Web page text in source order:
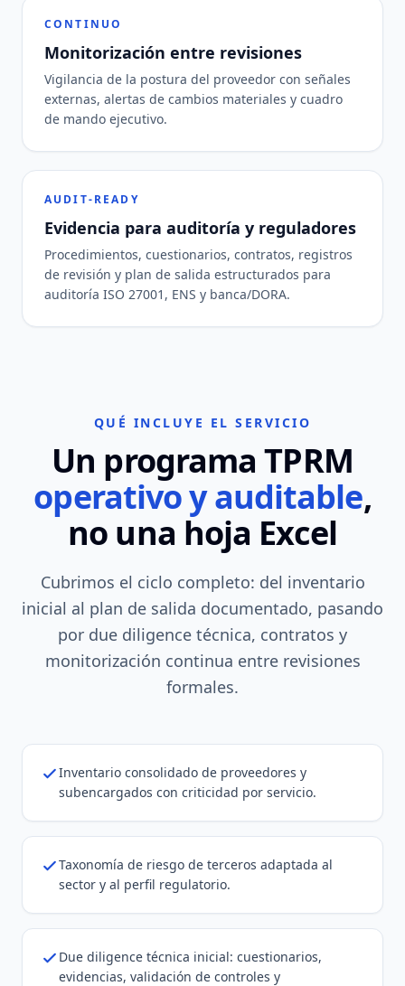
CONTINUO
Monitorización entre revisiones
Vigilancia de la postura del proveedor con señales
externas, alertas de cambios materiales y cuadro
de mando ejecutivo.
AUDIT-READY
Evidencia para auditoría y reguladores
Procedimientos, cuestionarios, contratos, registros
de revisión y plan de salida estructurados para
auditoría ISO 27001, ENS y banca/DORA.
QUÉ INCLUYE EL SERVICIO
Un programa TPRM
operativo y auditable,
no una hoja Excel
Cubrimos el ciclo completo: del inventario
inicial al plan de salida documentado, pasando
por due diligence técnica, contratos y
monitorización continua entre revisiones
formales.
Inventario consolidado de proveedores y
subencargados con criticidad por servicio.
Taxonomía de riesgo de terceros adaptada al
sector y al perfil regulatorio.
Due diligence técnica inicial: cuestionarios,
evidencias, validación de controles y